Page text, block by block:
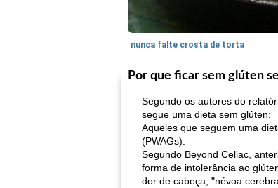
nunca falte crosta de torta
Por que ficar sem glúten
Segundo os autores do
segue uma dieta sem glúten:
Aqueles que seguem uma
(PWAGs).
Segundo Beyond Celiac,
forma de intolerância ao
dor de cabeça, "névoa